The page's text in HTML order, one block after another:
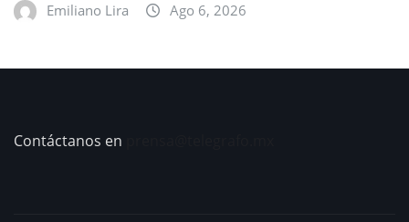
Emiliano Lira Ago 6, 2026
Contáctanos en